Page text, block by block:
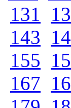
131
143
155
167